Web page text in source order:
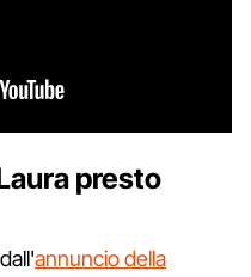
presto
annuncio della